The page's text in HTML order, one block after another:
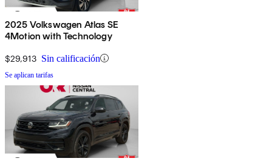
2025 Volkswagen Atlas SE
4Motion with Technology
$29,913 Sin calificación
Se aplican tarifas